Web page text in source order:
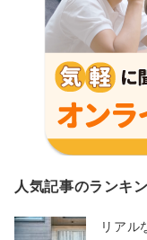
人気記事のランキ
リアル